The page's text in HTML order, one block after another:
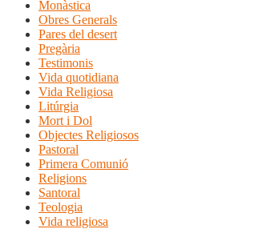
Monàstica
Obres Generals
Pares del desert
Pregària
Testimonis
Vida quotidiana
Vida Religiosa
Litúrgia
Mort i Dol
Objectes Religiosos
Pastoral
Primera Comunió
Religions
Santoral
Teologia
Vida religiosa